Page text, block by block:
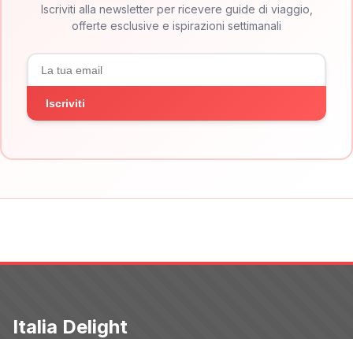
Iscriviti alla newsletter per ricevere guide di viaggio,
offerte esclusive e ispirazioni settimanali
Iscriviti
Italia Delight